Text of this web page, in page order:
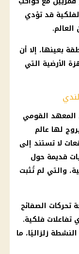
قد تؤدي
بعينها، إلا أن
الأرضية التي
المعهد القومي
لها عالم
لا تستند إلى
قديمة حول
والتي لم تُثبت
تحركات الصفائح
تفاعلات فلكية.
زلزاليًا، ما